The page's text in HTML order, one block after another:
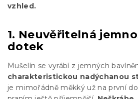
vzhled.
1. Neuvěřitelná
dotek
Mušelín se vyrábí z jemných
charakteristickou nadýchanou
je mimořádně měkký už na první